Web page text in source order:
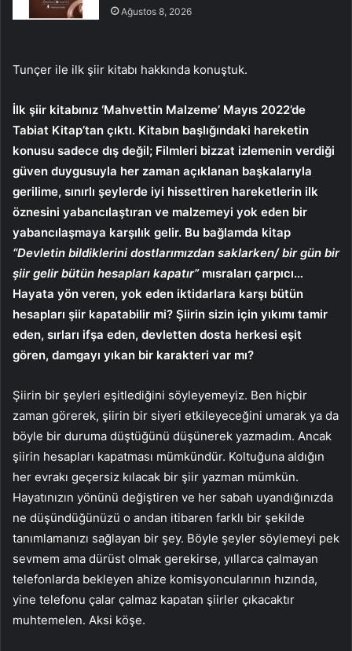
Ağustos 8, 2026
Tunçer ile ilk şiir kitabı hakkında konuştuk.
İlk şiir kitabınız ‘Mahvettin Malzeme’ Mayıs 2022’de
Tabiat Kitap’tan çıktı. Kitabın başlığındaki hareketin
konusu sadece dış değil; Filmleri bizzat izlemenin verdiği
güven duygusuyla her zaman açıklanan başkalarıyla
gerilime, sınırlı şeylerde iyi hissettiren hareketlerin ilk
öznesini yabancılaştıran ve malzemeyi yok eden bir
yabancılaşmaya karşılık gelir. Bu bağlamda kitap
“Devletin bildiklerini dostlarımızdan saklarken/ bir gün bir
şiir gelir bütün hesapları kapatır”mısraları çarpıcı…
Hayata yön veren, yok eden iktidarlara karşı bütün
hesapları şiir kapatabilir mi? Şiirin sizin için yıkımı tamir
eden, sırları ifşa eden, devletten dosta herkesi eşit
gören, damgayı yıkan bir karakteri var mı?
Şiirin bir şeyleri eşitlediğini söyleyemeyiz. Ben hiçbir
zaman görerek, şiirin bir siyeri etkileyeceğini umarak ya da
böyle bir duruma düştüğünü düşünerek yazmadım. Ancak
şiirin hesapları kapatması mümkündür. Koltuğuna aldığın
her evrakı geçersiz kılacak bir şiir yazman mümkün.
Hayatınızın yönünü değiştiren ve her sabah uyandığınızda
ne düşündüğünüzü o andan itibaren farklı bir şekilde
tanımlamanızı sağlayan bir şey. Böyle şeyler söylemeyi pek
sevmem ama dürüst olmak gerekirse, yıllarca çalmayan
telefonlarda bekleyen ahize komisyoncularının hızında,
yine telefonu çalar çalmaz kapatan şiirler çıkacaktır
muhtemelen. Aksi köşe.